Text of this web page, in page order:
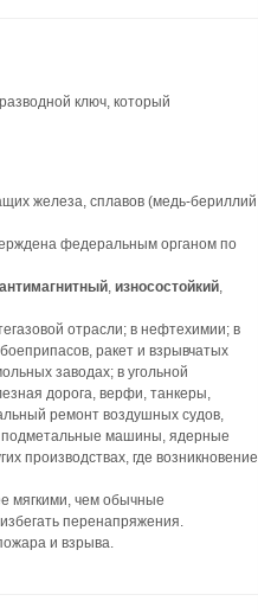
ключ, который
железа, сплавов (медь-бериллий
федеральным органом по
антимагнитный, износостойкий,
отрасли; в нефтехимии; в
ракет и взрывчатых
заводах; в угольной
дорога, верфи, танкеры,
ремонт воздушных судов,
подметальные машины, ядерные
производствах, где возникновение
мягкими, чем обычные
перенапряжения.
и взрыва.